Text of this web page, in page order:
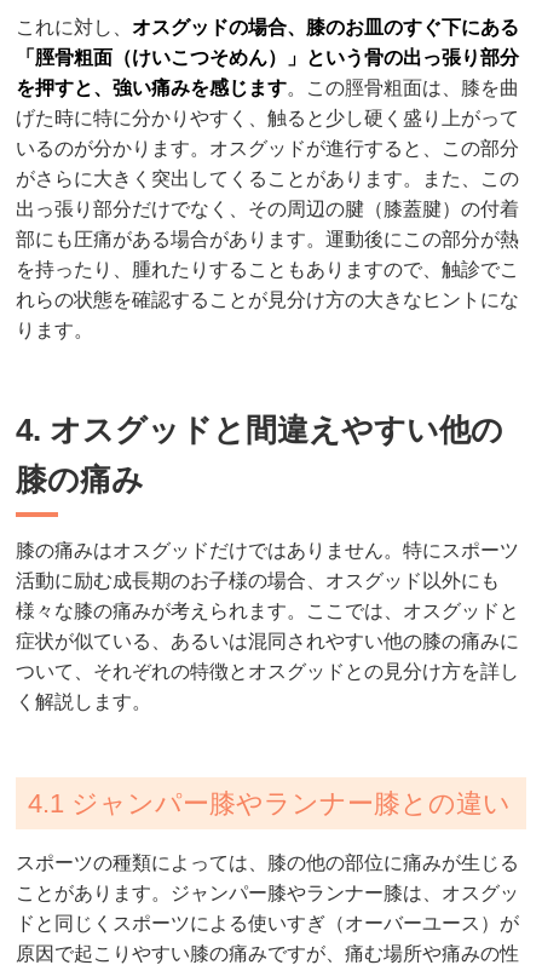
これに対し、オスグッドの場合、膝のお皿のすぐ下にある
「脛骨粗面（けいこつそめん）」という骨の出っ張り部分
を押すと、強い痛みを感じます。この脛骨粗面は、膝を曲
げた時に特に分かりやすく、触ると少し硬く盛り上がって
いるのが分かります。オスグッドが進行すると、この部分
がさらに大きく突出してくることがあります。また、この
出っ張り部分だけでなく、その周辺の腱（膝蓋腱）の付着
部にも圧痛がある場合があります。運動後にこの部分が熱
を持ったり、腫れたりすることもありますので、触診でこ
れらの状態を確認することが見分け方の大きなヒントにな
ります。
4. オスグッドと間違えやすい他の
膝の痛み
膝の痛みはオスグッドだけではありません。特にスポーツ
活動に励む成長期のお子様の場合、オスグッド以外にも
様々な膝の痛みが考えられます。ここでは、オスグッドと
症状が似ている、あるいは混同されやすい他の膝の痛みに
ついて、それぞれの特徴とオスグッドとの見分け方を詳し
く解説します。
4.1 ジャンパー膝やランナー膝との違い
スポーツの種類によっては、膝の他の部位に痛みが生じる
ことがあります。ジャンパー膝やランナー膝は、オスグッ
ドと同じくスポーツによる使いすぎ（オーバーユース）が
原因で起こりやすい膝の痛みですが、痛む場所や痛みの性